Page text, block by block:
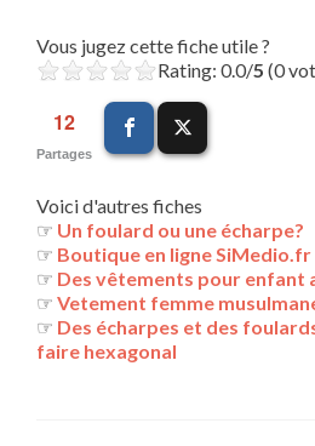
Vous jugez cette fiche utile ?
Rating: 0.0/5 (0
12
Partages
Voici d'autres fiches
☞ Un foulard ou une écharpe?
☞ Boutique en ligne SiMedio.fr
☞ Des vêtements pour enfant
☞ Vetement femme
☞ Des écharpes et des
faire hexagonal